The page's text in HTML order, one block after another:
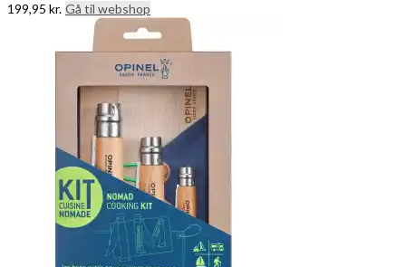
199,95 kr. Gå til webshop